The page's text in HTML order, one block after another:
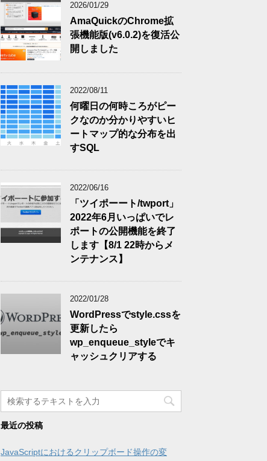
2026/01/29
AmaQuickのChrome拡
張機能版(v6.0.2)を復活公
開しました
2022/08/11
何曜日の何時ころがピー
クなのか分かりやすいヒ
ートマップ的な分布を出
すSQL
2022/06/16
「ツイポーート/twport」
2022年6月いっぱいでレ
ポートの公開機能を終了
します【8/1 22時からメ
ンテナンス】
2022/01/28
WordPressでstyle.cssを
更新したら
wp_enqueue_styleでキ
ャッシュクリアする
最近の投稿
JavaScriptにおけるクリップボード操作の変